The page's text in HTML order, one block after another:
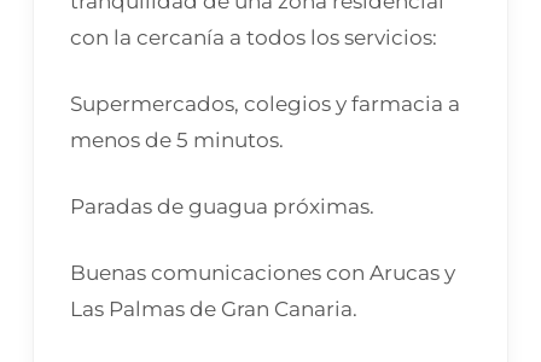
con la cercanía a todos los servicios:
Supermercados, colegios y farmacia a
menos de 5 minutos.
Paradas de guagua próximas.
Buenas comunicaciones con Arucas y
Las Palmas de Gran Canaria.